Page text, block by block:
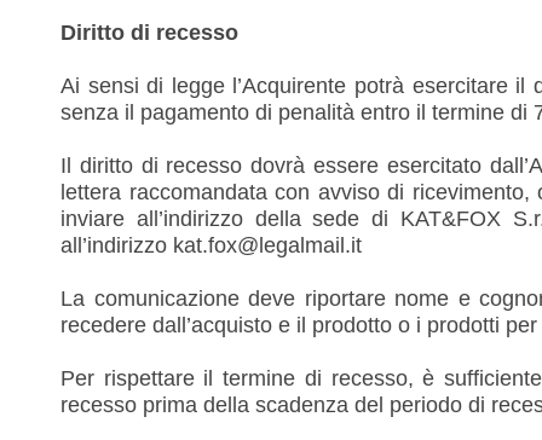
Diritto di recesso
Ai sensi di legge l’Acquirente potrà esercitare
senza il pagamento di penalità entro il termine
Il diritto di recesso dovrà essere esercitato
lettera raccomandata con avviso di
inviare all’indirizzo della sede di KAT&FOX
all’indirizzo kat.fox@legalmail.it
La comunicazione deve riportare nome e
recedere dall’acquisto e il prodotto o i prodotti
Per rispettare il termine di recesso, è
recesso prima della scadenza del periodo di